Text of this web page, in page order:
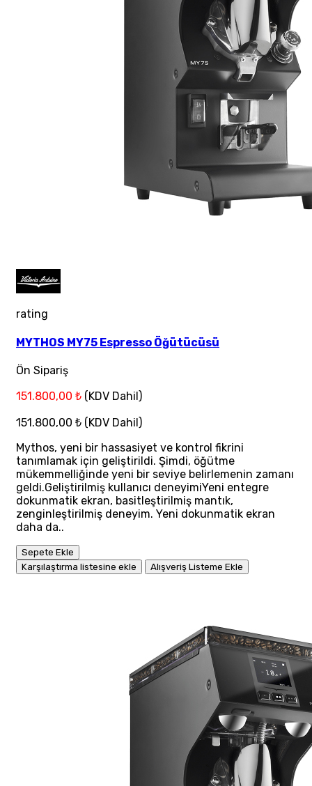
rating
MYTHOS MY75 Espresso Öğütücüsü
Ön Sipariş
151.800,00 ₺ (KDV Dahil)
151.800,00 ₺ (KDV Dahil)
Mythos, yeni bir hassasiyet ve kontrol fikrini
tanımlamak için geliştirildi. Şimdi, öğütme
mükemmelliğinde yeni bir seviye belirlemenin zamanı
geldi.Geliştirilmiş kullanıcı deneyimiYeni entegre
dokunmatik ekran, basitleştirilmiş mantık,
zenginleştirilmiş deneyim. Yeni dokunmatik ekran
daha da..
Sepete Ekle
Karşılaştırma listesine ekle
Alışveriş Listeme Ekle